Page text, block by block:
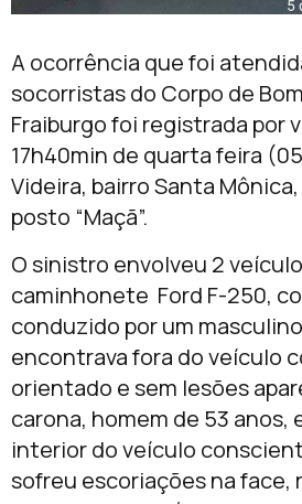
A ocorrência que foi
socorristas do Corpo de
Fraiburgo foi registrada por
17h40min de quarta feira
Videira, bairro Santa
posto “Maçã”.
O sinistro envolveu 2
caminhonete Ford F-250,
conduzido por um
encontrava fora do veículo
orientado e sem lesões
carona, homem de 53 anos,
interior do veículo
sofreu escoriações na face,